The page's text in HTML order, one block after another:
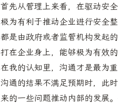
首先从管理上来看，在驱动安
极为有利于推动企业进行安全
都是由政府或者监管机构发起
打在企业身上，能够极为有效
在我的认知里，沟通才是最为
沟通的结果不满足预期时，此
来的一些问题推动内部的发展